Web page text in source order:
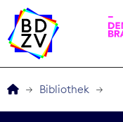
Bibliothek